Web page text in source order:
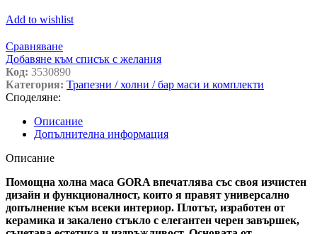
Add to wishlist
Сравняване
Добавяне към списък с желания
Код: 3530890
Категория: Трапезни / холни / бар маси и комплекти
Споделяне:
Описание
Допълнителна информация
Описание
Помощна холна маса GORA впечатлява със своя изчистен
дизайн и функционалност, които я правят универсално
допълнение към всеки интериор. Плотът, изработен от
керамика и закалено стъкло с елегантен черен завършек,